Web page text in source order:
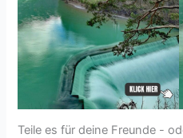
Teile es für deine Freunde -